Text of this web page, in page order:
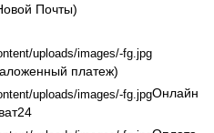
Почты)
платеж)
Онлайн